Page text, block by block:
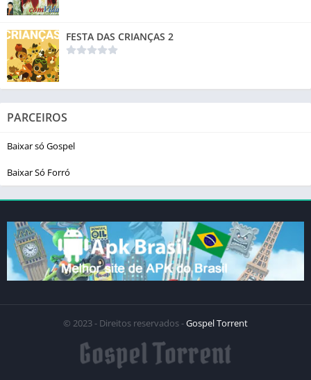
FESTA DAS CRIANÇAS 2
PARCEIROS
Baixar só Gospel
Baixar Só Forró
© 2023 - Direitos reservados -Gospel Torrent